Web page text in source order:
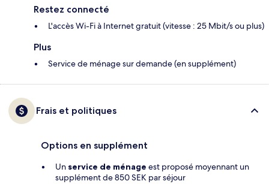
Restez connecté
L'accès Wi-Fi à Internet gratuit (vitesse : 25 Mbit/s ou plus)
Plus
Service de ménage sur demande (en supplément)
Frais et politiques
Options en supplément
Un service de ménage est proposé moyennant un
supplément de 850 SEK par séjour